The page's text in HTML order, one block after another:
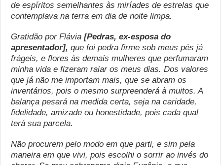
de espíritos semelhantes às miríades de estrelas que
contemplava na terra em dia de noite limpa.
Gratidão por Flávia[Pedras, ex-esposa do
apresentador],que foi pedra firme sob meus pés já
frágeis, e flores às demais mulheres que perfumaram
minha vida e fizeram raiar os meus dias. Dos valores
que já não me importam mais, que se abram os
inventários, pois o mesmo surpreenderá à muitos. A
balança pesará na medida certa, seja na caridade,
fidelidade, amizade ou honestidade, pois cada qual
terá sua parcela.
Não procurem pelo modo em que parti, e sim pela
maneira em que vivi, pois escolhi o sorrir ao invés do